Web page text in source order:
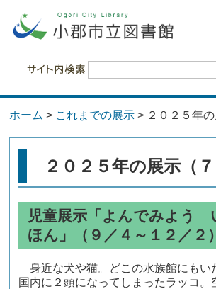
ホーム > これまでの展示 > ２０２５年の
２０２５年の展示（７
児童展示「よんでみよう
ほん」（９／４～１２／２）
身近な犬や猫。どこの水族館にもい
国内に２頭になってしまったラッコ。